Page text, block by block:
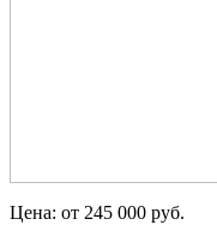
Цена: от 245 000 руб.